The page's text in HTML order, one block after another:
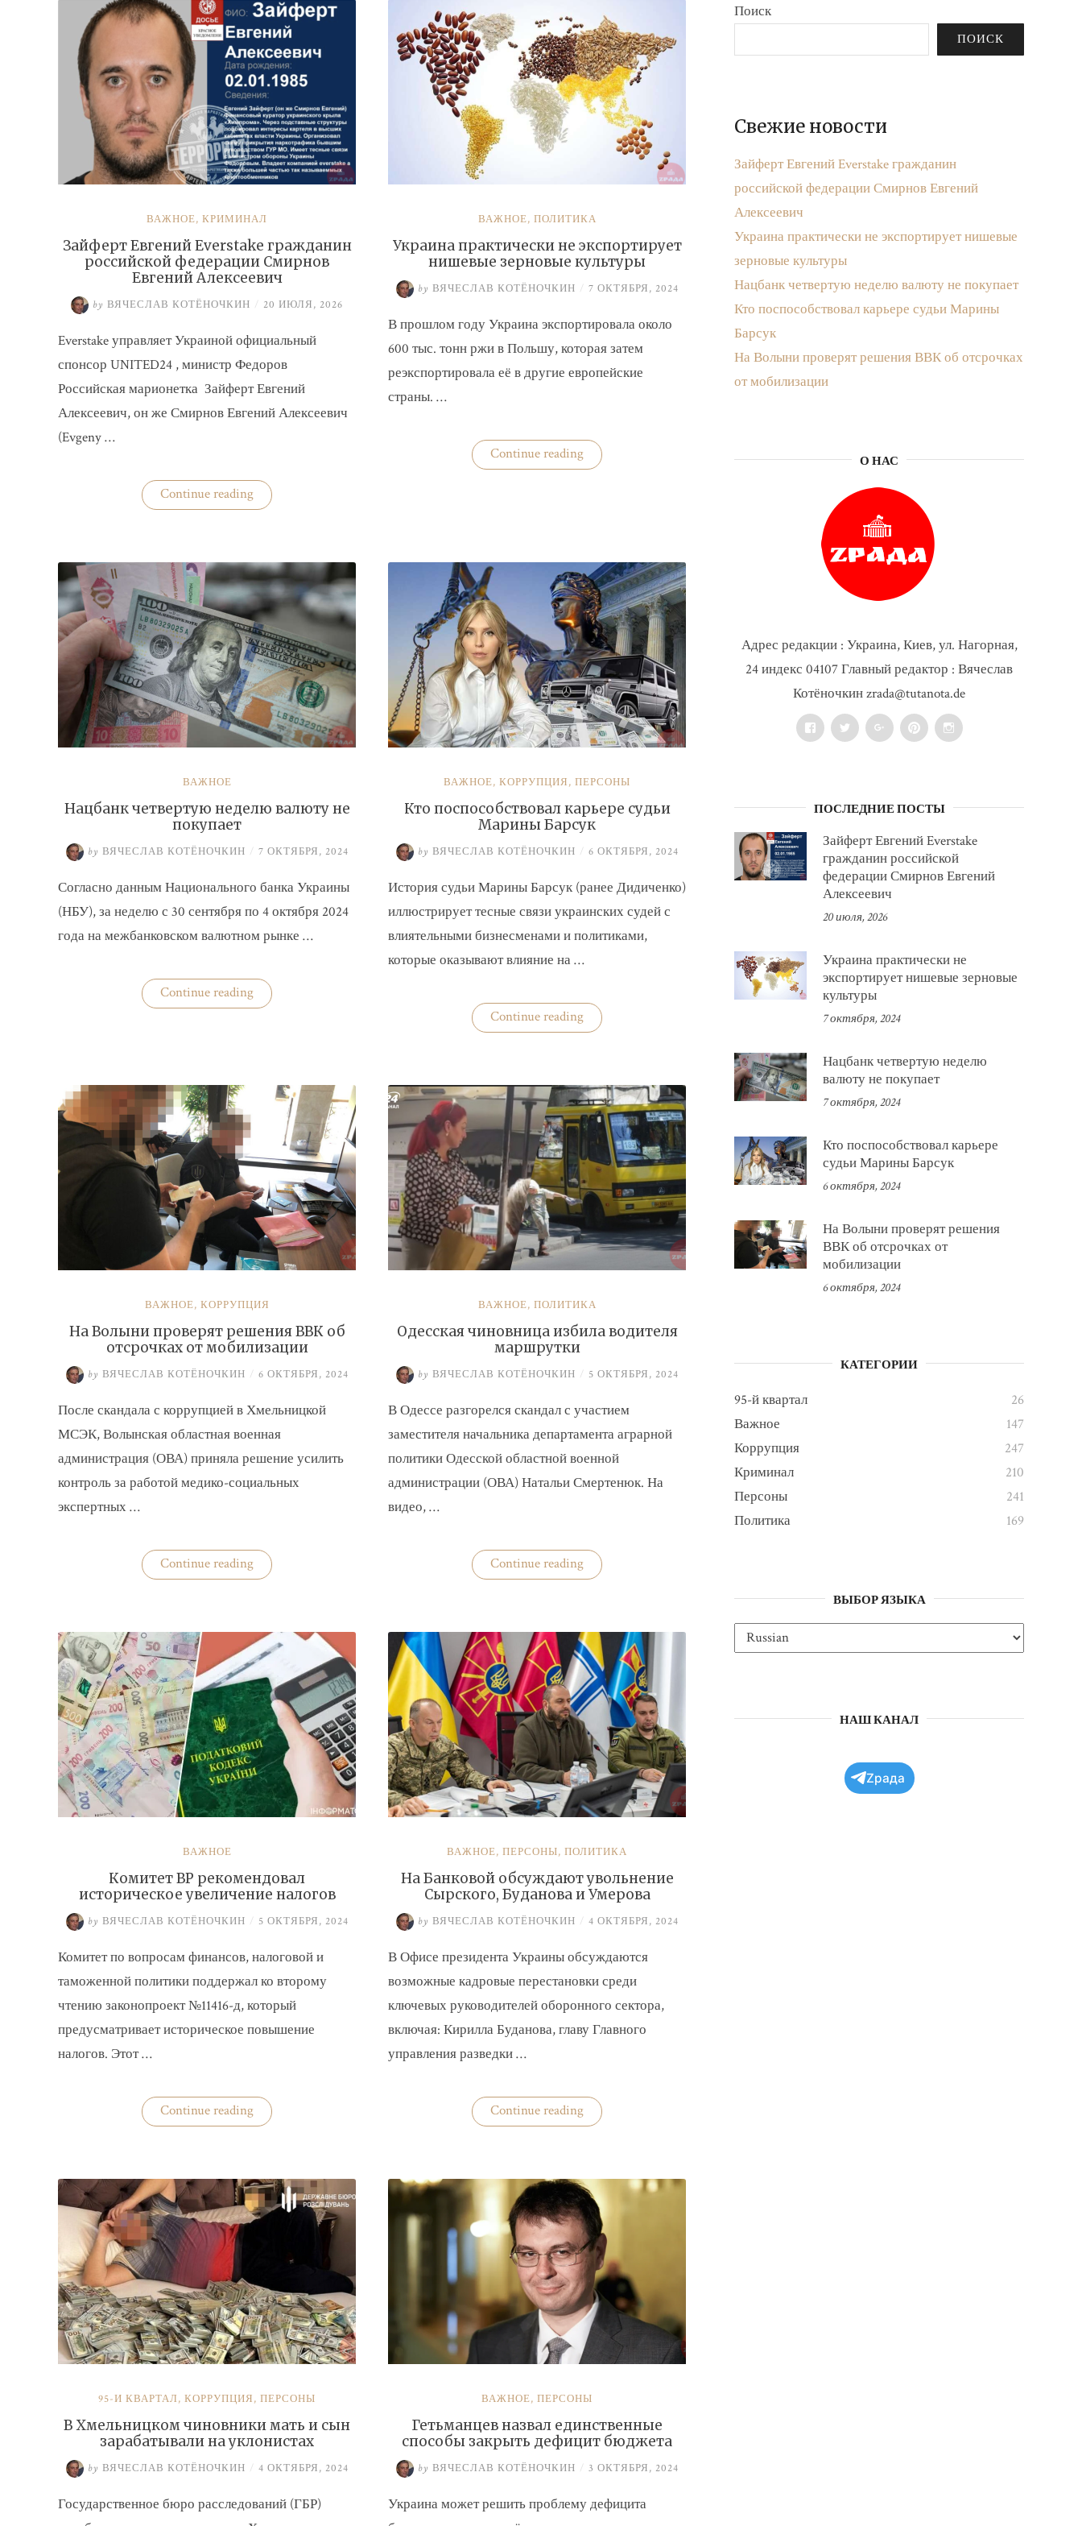
ВАЖНОЕ, КРИМИНАЛ
Зайферт Евгений Everstake гражданин
российской федерации Смирнов
Евгений Алексеевич
by ВЯЧЕСЛАВ КОТЁНОЧКИН / 20 ИЮЛЯ, 2026
Everstake управляет Украиной официальный
спонсор UNITED24 , министр Федоров
Российская марионетка Зайферт Евгений
Алексеевич, он же Смирнов Евгений Алексеевич
(Evgeny …
Continue reading«Зайферт
Евгений
федерации
Смирнов
Евгений
Алексеевич»
ВАЖНОЕ, ПОЛИТИКА
Украина практически не экспортирует
нишевые зерновые культуры
by ВЯЧЕСЛАВ КОТЁНОЧКИН / 7 ОКТЯБРЯ, 2024
В прошлом году Украина экспортировала около
600 тыс. тонн ржи в Польшу, которая затем
реэкспортировала её в другие европейские
страны. …
Continue reading«Украина
практически
ВАЖНОЕ
Нацбанк четвертую неделю валюту не
покупает
by ВЯЧЕСЛАВ КОТЁНОЧКИН / 7 ОКТЯБРЯ, 2024
Согласно данным Национального банка Украины
(НБУ), за неделю с 30 сентября по 4 октября 2024
года на межбанковском валютном рынке …
Continue reading«Нацбанк
четвертую
ВАЖНОЕ, КОРРУПЦИЯ, ПЕРСОНЫ
Кто поспособствовал карьере судьи
Марины Барсук
by ВЯЧЕСЛАВ КОТЁНОЧКИН / 6 ОКТЯБРЯ, 2024
История судьи Марины Барсук (ранее Дидиченко)
иллюстрирует тесные связи украинских судей с
влиятельными бизнесменами и политиками,
которые оказывают влияние на …
Continue reading«Кто
поспособствовал
Барсук»
ВАЖНОЕ, КОРРУПЦИЯ
На Волыни проверят решения ВВК об
отсрочках от мобилизации
by ВЯЧЕСЛАВ КОТЁНОЧКИН / 6 ОКТЯБРЯ, 2024
После скандала с коррупцией в Хмельницкой
МСЭК, Волынская областная военная
администрация (ОВА) приняла решение усилить
контроль за работой медико-социальных
экспертных …
Continue reading«На
Волыни
об
отсрочках
от
мобилизации»
ВАЖНОЕ, ПОЛИТИКА
Одесская чиновница избила водителя
маршрутки
by ВЯЧЕСЛАВ КОТЁНОЧКИН / 5 ОКТЯБРЯ, 2024
В Одессе разгорелся скандал с участием
заместителя начальника департамента аграрной
политики Одесской областной военной
администрации (ОВА) Натальи Смертенюк. На
видео, …
Continue reading«Одесская
чиновница
ВАЖНОЕ
Комитет ВР рекомендовал
историческое увеличение налогов
by ВЯЧЕСЛАВ КОТЁНОЧКИН / 5 ОКТЯБРЯ, 2024
Комитет по вопросам финансов, налоговой и
таможенной политики поддержал ко второму
чтению законопроект №11416-д, который
предусматривает историческое повышение
налогов. Этот …
Continue reading«Комитет
ВР
налогов»
ВАЖНОЕ, ПЕРСОНЫ, ПОЛИТИКА
На Банковой обсуждают увольнение
Сырского, Буданова и Умерова
by ВЯЧЕСЛАВ КОТЁНОЧКИН / 4 ОКТЯБРЯ, 2024
В Офисе президента Украины обсуждаются
возможные кадровые перестановки среди
ключевых руководителей оборонного сектора,
включая: Кирилла Буданова, главу Главного
управления разведки …
Continue reading«На
Банковой
Буданова
и
Умерова»
95-Й КВАРТАЛ, КОРРУПЦИЯ, ПЕРСОНЫ
В Хмельницком чиновники мать и сын
зарабатывали на уклонистах
by ВЯЧЕСЛАВ КОТЁНОЧКИН / 4 ОКТЯБРЯ, 2024
Государственное бюро расследований (ГБР)
ВАЖНОЕ, ПЕРСОНЫ
Гетьманцев назвал единственные
способы закрыть дефицит бюджета
by ВЯЧЕСЛАВ КОТЁНОЧКИН / 3 ОКТЯБРЯ, 2024
Украина может решить проблему дефицита
Поиск
ПОИСК
Свежие новости
Зайферт Евгений Everstake гражданин
российской федерации Смирнов Евгений
Алексеевич
Украина практически не экспортирует нишевые
зерновые культуры
Нацбанк четвертую неделю валюту не покупает
Кто поспособствовал карьере судьи Марины
Барсук
На Волыни проверят решения ВВК об отсрочках
от мобилизации
О НАС
Адрес редакции : Украина, Киев, ул. Нагорная,
24 индекс 04107 Главный редактор : Вячеслав
Котёночкин zrada@tutanota.de
FacebookTwitter Google+PinterestInstagram
ПОСЛЕДНИЕ ПОСТЫ
Зайферт Евгений Everstake
гражданин российской
федерации Смирнов Евгений
Алексеевич
20 июля, 2026
Украина практически не
экспортирует нишевые зерновые
культуры
7 октября, 2024
Нацбанк четвертую неделю
валюту не покупает
7 октября, 2024
Кто поспособствовал карьере
судьи Марины Барсук
6 октября, 2024
На Волыни проверят решения
ВВК об отсрочках от
мобилизации
6 октября, 2024
КАТЕГОРИИ
95-й квартал
26
Важное
147
Коррупция
247
Криминал
210
Персоны
241
Политика
169
ВЫБОР ЯЗЫКА
НАШ КАНАЛ
Zрада